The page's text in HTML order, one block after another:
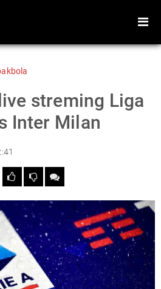
Peristiwa
streming Liga
Inter Milan